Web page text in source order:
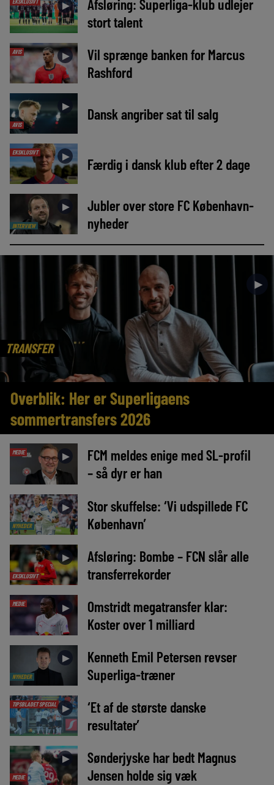
►
Afsløring: Superliga-klub udlejer
stort talent
AVIS ►
Vil sprænge banken for Marcus
Rashford
AVIS
► Dansk angriber sat til salg
EKSKLUSIVT ► Færdig i dansk klub efter 2 dage
INTERVIEW
►
Jubler over store FC København-
nyheder
TRANSFER
►
Overblik: Her er Superligaens
sommertransfers 2026
MEDIE ►
FCM meldes enige med SL-profil
– så dyr er han
NYHEDER
►
Stor skuffelse: ‘Vi udspillede FC
København’
EKSKLUSIVT
►
Afsløring: Bombe – FCN slår alle
transferrekorder
MEDIE ►
Omstridt megatransfer klar:
Koster over 1 milliard
NYHEDER
►
Kenneth Emil Petersen revser
Superliga-træner
TIPSBLADET SPECIAL ►
‘Et af de største danske
resultater’
MEDIE
►
Sønderjyske har bedt Magnus
Jensen holde sig væk